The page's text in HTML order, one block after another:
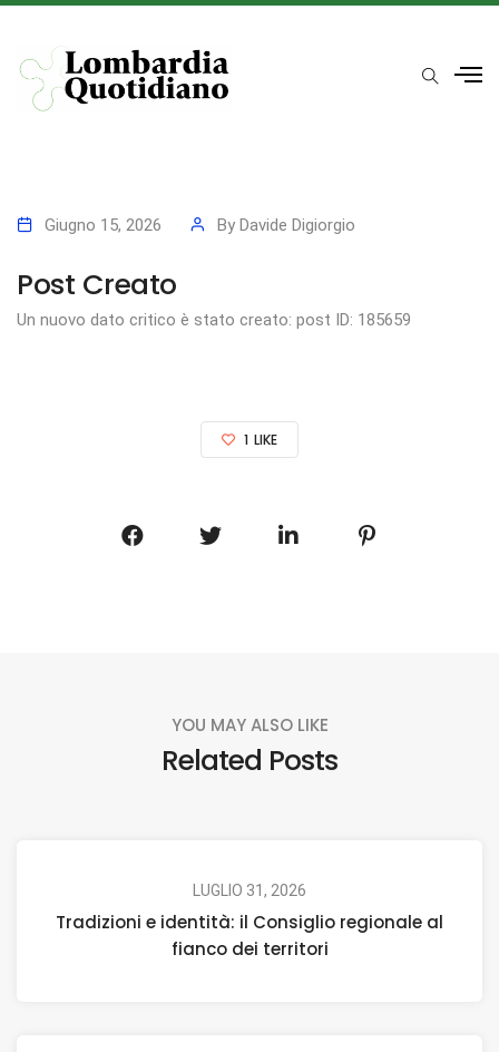
Giugno 15, 2026 By Davide Digiorgio
Post Creato
Un nuovo dato critico è stato creato: post ID: 185659
1 LIKE
YOU MAY ALSO LIKE
Related Posts
LUGLIO 31, 2026
Tradizioni e identità: il Consiglio regionale al
fianco dei territori